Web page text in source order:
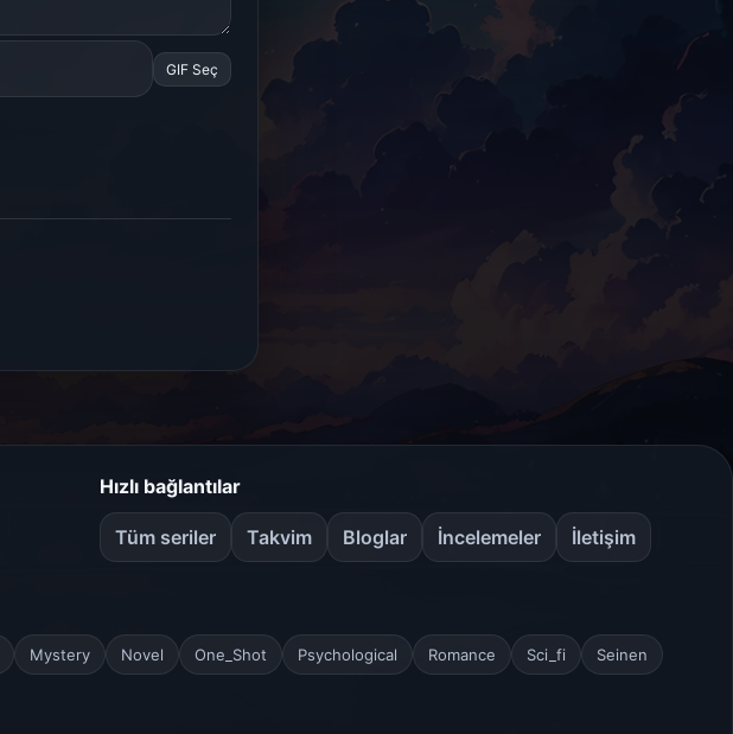
GIF Seç
Hızlı bağlantılar
Tüm seriler Takvim Bloglar İncelemeler İletişim
Mystery Novel One_Shot Psychological Romance Sci_fi Seinen